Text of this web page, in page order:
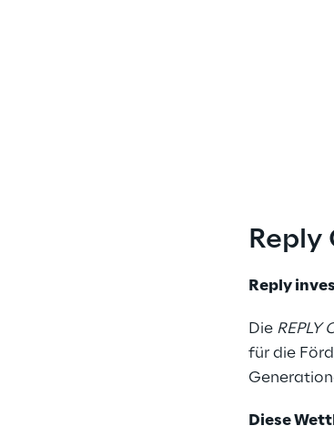
Reply
Reply
Die REPLY
für die
Diese